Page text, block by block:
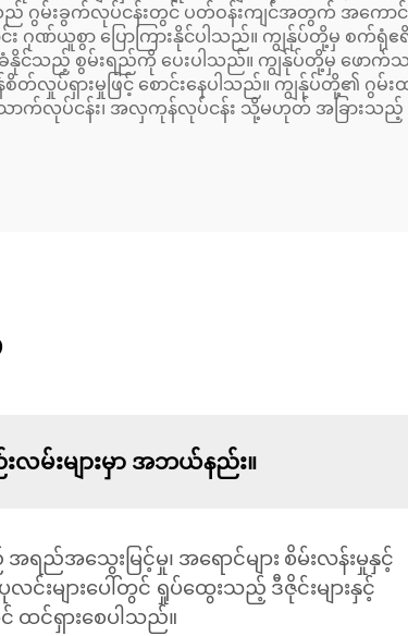
ဂွမ်းခွက်လုပ်ငန်းတွင် ပတ်ဝန်းကျင်အတွက် အကောင်း
ဂုဏ်ယူစွာ ပြောကြားနိုင်ပါသည်။ ကျွန်ုပ်တို့မှ စက်ရုံဧ
င်သည့် စွမ်းရည်ကို ပေးပါသည်။ ကျွန်ုပ်တို့မှ ဖောက်
ပ်ရှားမှုဖြင့် စောင်းနေပါသည်။ ကျွန်ုပ်တို့၏ ဂွမ်
ာက်လုပ်ငန်း၊ အလှကုန်လုပ်ငန်း သို့မဟုတ် အခြားသည့် လု
မ်းများမှာ အဘယ်နည်း။
အသွေးမြင့်မှု၊ အရောင်များ စိမ်းလန်းမှုနှင့်
းများပေါ်တွင် ရှုပ်ထွေးသည့် ဒီဇိုင်းများနှင့်
ထင်ရှားစေပါသည်။